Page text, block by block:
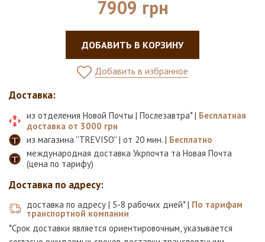
Доставка:
из отделения Новой Почты | Послезавтра* | Бесплатная
доставка от 3000 грн
из магазина ''TREVISO'' | от 20 мин. | Бесплатно
международная доставка Укрпочта та Новая Почта
(цена по тарифу)
Доставка по адресу:
доставка по адресу | 5-8 рабочих дней* | По тарифам
транспортной компании
*Срок доставки является ориентировочным, указывается
7909 грн
ДОБАВИТЬ В КОРЗИНУ
Добавить в избранное